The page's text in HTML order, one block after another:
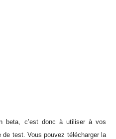
beta, c’est donc à utiliser à vos
test. Vous pouvez télécharger la